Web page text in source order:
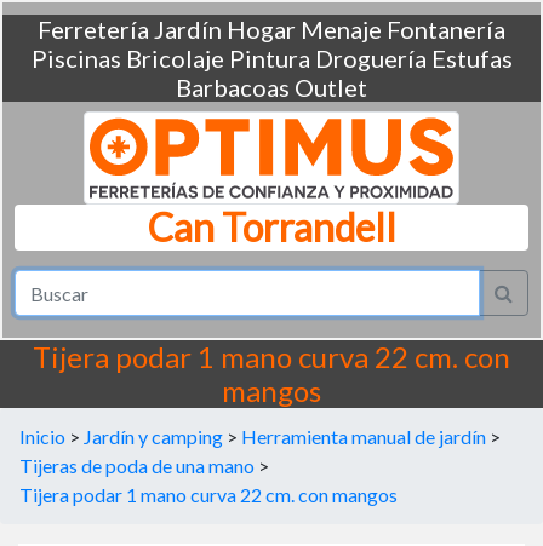
Ferretería Jardín Hogar Menaje Fontanería
Piscinas Bricolaje Pintura Droguería Estufas
Barbacoas Outlet
Can Torrandell
Tijera podar 1 mano curva 22 cm. con
mangos
Inicio > Jardín y camping > Herramienta manual de jardín >
Tijeras de poda de una mano >
Tijera podar 1 mano curva 22 cm. con mangos